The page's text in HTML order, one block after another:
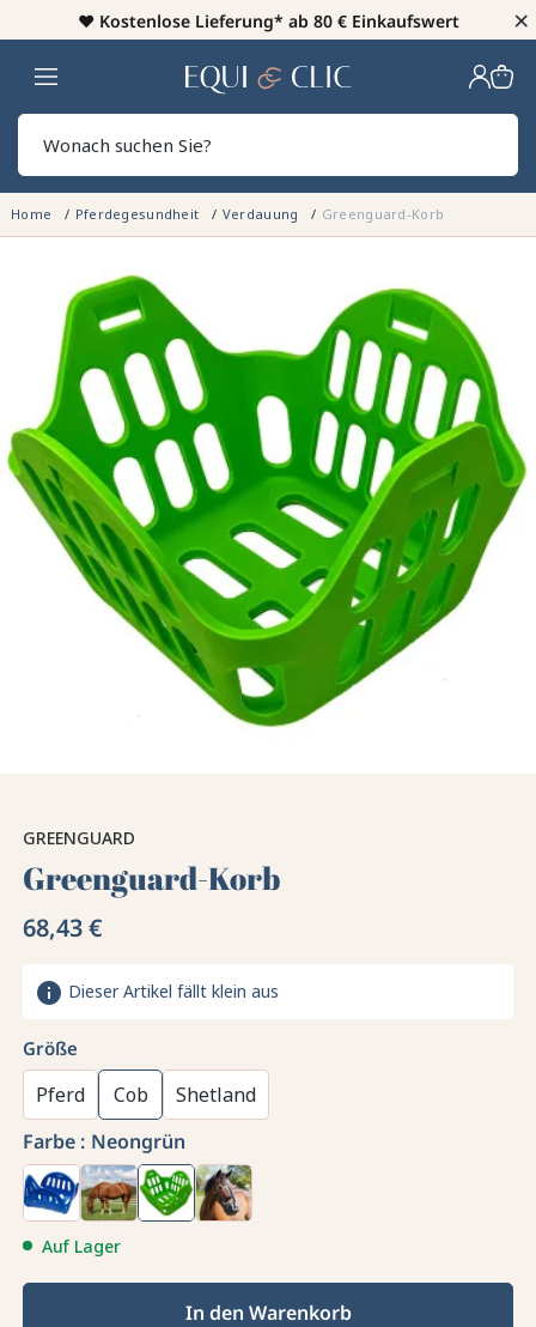
♥️ Kostenlose Lieferung* ab 80 € Einkaufswert ×
Heim
Home Pferdegesundheit Verdauung Greenguard-Korb
GREENGUARD
Greenguard-Korb
68,43 €
info Dieser Artikel fällt klein aus
Größe
Pferd Cob
Shetland
Farbe : Neongrün
Auf Lager
In den Warenkorb